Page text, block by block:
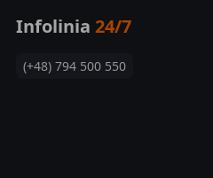
Infolinia 24/7
(+48) 794 500 550